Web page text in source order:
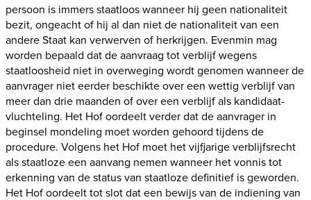
persoon is immers staatloos wanneer hij geen nationaliteit
bezit, ongeacht of hij al dan niet de nationaliteit van een
andere Staat kan verwerven of herkrijgen. Evenmin mag
worden bepaald dat de aanvraag tot verblijf wegens
staatloosheid niet in overweging wordt genomen wanneer de
aanvrager niet eerder beschikte over een wettig verblijf van
meer dan drie maanden of over een verblijf als kandidaat-
vluchteling. Het Hof oordeelt verder dat de aanvrager in
beginsel mondeling moet worden gehoord tijdens de
procedure. Volgens het Hof moet het vijfjarige verblijfsrecht
als staatloze een aanvang nemen wanneer het vonnis tot
erkenning van de status van staatloze definitief is geworden.
Het Hof oordeelt tot slot dat een bewijs van de indiening van